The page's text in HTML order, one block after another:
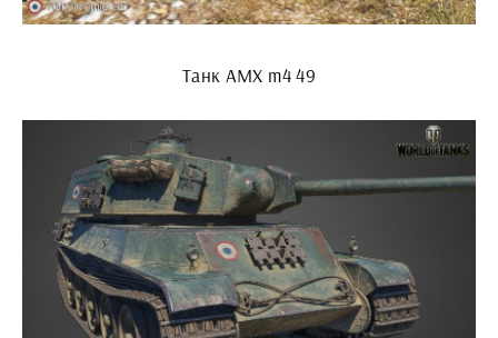
Танк AMX m4 49